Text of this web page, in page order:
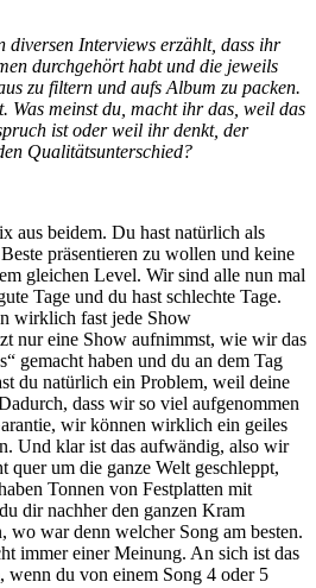
diversen Interviews erzählt, dass ihr
durchgehört habt und die jeweils
zu filtern und aufs Album zu packen.
Was meinst du, macht ihr das, weil das
ist oder weil ihr denkt, der
Qualitätsunterschied?
aus beidem. Du hast natürlich als
präsentieren zu wollen und keine
gleichen Level. Wir sind alle nun mal
Tage und du hast schlechte Tage.
wirklich fast jede Show
nur eine Show aufnimmst, wie wir das
gemacht haben und du an dem Tag
du natürlich ein Problem, weil deine
dass wir so viel aufgenommen
wir können wirklich ein geiles
Und klar ist das aufwändig, also wir
quer um die ganze Welt geschleppt,
Tonnen von Festplatten mit
dir nachher den ganzen Kram
wo war denn welcher Song am besten.
immer einer Meinung. An sich ist das
du von einem Song 4 oder 5